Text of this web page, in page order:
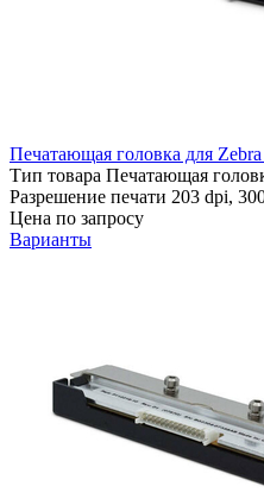
Печатающая головка для
Тип товара Печатающая
Разрешение печати 203 dpi,
Цена по запросу
Варианты